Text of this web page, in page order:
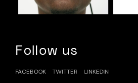
Follow us
FACEBOOK TWITTER LINKEDIN